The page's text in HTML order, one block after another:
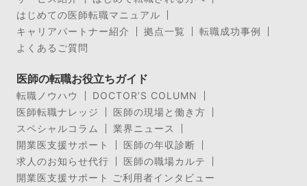
はじめての医師転職マニュアル
キャリアパートナー紹介
拠点一覧
転職成功事例
よくあるご質問
医師の転職お役立ちガイド
転職ノウハウ
DOCTOR’S COLUMN
医師転職ナレッジ
医師の現場と働き方
スペシャルコラム
業界ニュース
開業医支援サポート
医師の年収診断
求人のお知らせ代行
医師の職場カルテ
開業医支援サポート ご利用者インタビュー